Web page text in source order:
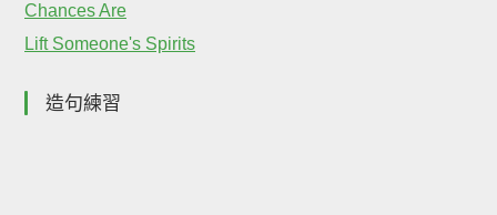
Chances Are
Lift Someone's Spirits
造句練習